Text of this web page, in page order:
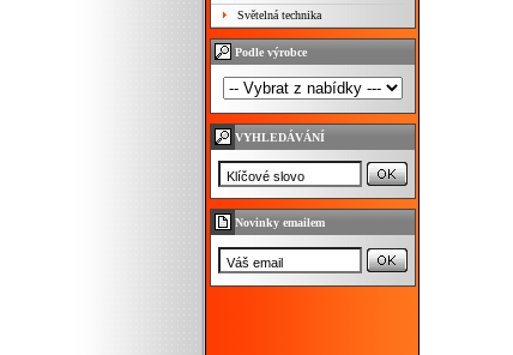
Světelná technika
Podle výrobce
VYHLEDÁVÁNÍ
Novinky emailem